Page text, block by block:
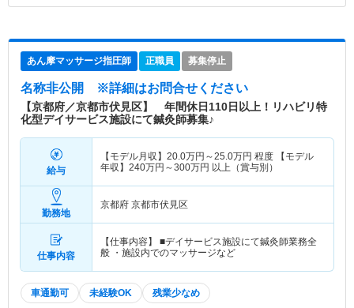
あん摩マッサージ指圧師 正職員 募集停止
名称非公開 ※詳細はお問合せください
【京都府／京都市伏見区】 年間休日110日以上！リハビリ特
化型デイサービス施設にて鍼灸師募集♪
給与
【モデル月収】 20.0万円～25.0万円 程度 【モデル
年収】 240万円～300万円 以上（賞与別）
勤務地
京都府 京都市伏見区
仕事内容
【仕事内容】 ■デイサービス施設にて鍼灸師業務全
般 ・施設内でのマッサージなど
車通勤可 未経験OK 残業少なめ